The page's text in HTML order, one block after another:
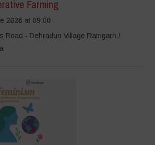
Farming
2026 at 09:00
Road - Dehradun Village Ramgarh /